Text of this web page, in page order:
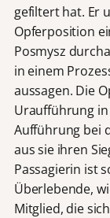
gefiltert hat. Er
Opferposition
Posmysz
in einem
aussagen. Die
Uraufführung
Aufführung bei
aus sie ihren
Passagierin ist
Überlebende,
Mitglied, die